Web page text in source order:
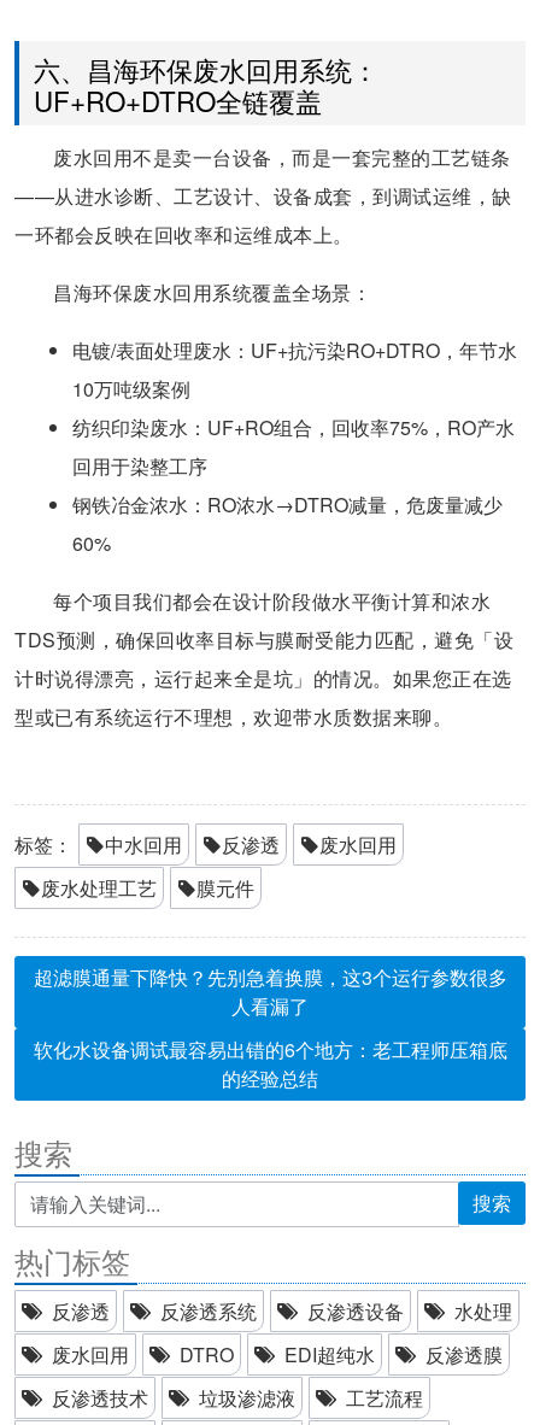
六、昌海环保废水回用系统：
UF+RO+DTRO全链覆盖
废水回用不是卖一台设备，而是一套完整的工艺链条
——从进水诊断、工艺设计、设备成套，到调试运维，缺
一环都会反映在回收率和运维成本上。
昌海环保废水回用系统覆盖全场景：
电镀/表面处理废水：UF+抗污染RO+DTRO，年节水
10万吨级案例
纺织印染废水：UF+RO组合，回收率75%，RO产水
回用于染整工序
钢铁冶金浓水：RO浓水→DTRO减量，危废量减少
60%
每个项目我们都会在设计阶段做水平衡计算和浓水
TDS预测，确保回收率目标与膜耐受能力匹配，避免「设
计时说得漂亮，运行起来全是坑」的情况。如果您正在选
型或已有系统运行不理想，欢迎带水质数据来聊。
标签： 中水回用 反渗透
废水回用
废水处理工艺
膜元件
超滤膜通量下降快？先别急着换膜，这3个运行参数很多
人看漏了
软化水设备调试最容易出错的6个地方：老工程师压箱底
的经验总结
搜索
搜索
热门标签
反渗透 反渗透系统 反渗透设备
水处理
废水回用
DTRO EDI超纯水
反渗透膜
反渗透技术
垃圾渗滤液
工艺流程